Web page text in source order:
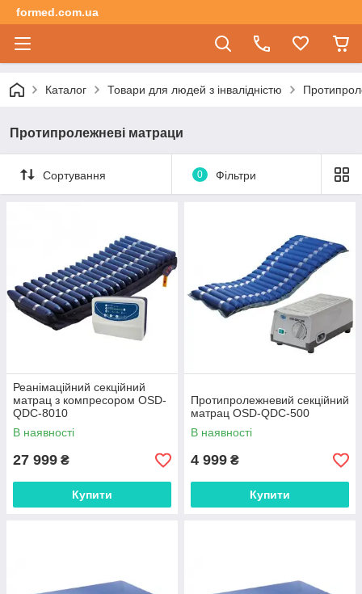
formed.com.ua
Каталог Товари для людей з інвалідністю
Протипролежневі матраци
Сортування 0 Фільтри
Реанімаційний секційний
матрац з компресором OSD-
QDC-8010
В наявності
27 999 ₴
Купити
Протипролежневий секційний
матрац OSD-QDC-500
В наявності
4 999 ₴
Купити